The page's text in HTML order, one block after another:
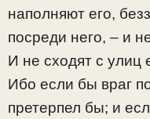
наполняют его,
посреди него, – и
И не сходят с улиц
Ибо если бы враг
претерпел бы; и